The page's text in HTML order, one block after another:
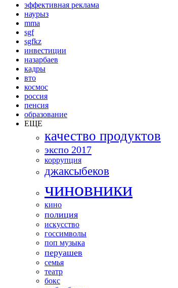
эффективная реклама
наурыз
mma
sgf
sgfkz
инвестиции
назарбаев
кадры
вто
космос
россия
пенсия
образование
ЕЩЕ
качество продуктов
экспо 2017
коррупция
джаксыбеков
чиновники
кино
полиция
искусство
госсимволы
поп музыка
перуашев
семья
театр
бокс